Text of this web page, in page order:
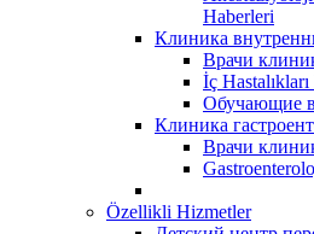
Haberleri
Клиника
Врачи
İç
Обучающие
Клиника
Врачи
Özellikli Hizmetler